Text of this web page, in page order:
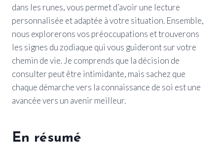
dans les runes, vous permet d’avoir une lecture
personnalisée et adaptée à votre situation. Ensemble,
nous explorerons vos préoccupations et trouverons
les signes du zodiaque qui vous guideront sur votre
chemin de vie. Je comprends que la décision de
consulter peut être intimidante, mais sachez que
chaque démarche vers la connaissance de soi est une
avancée vers un avenir meilleur.
En résumé